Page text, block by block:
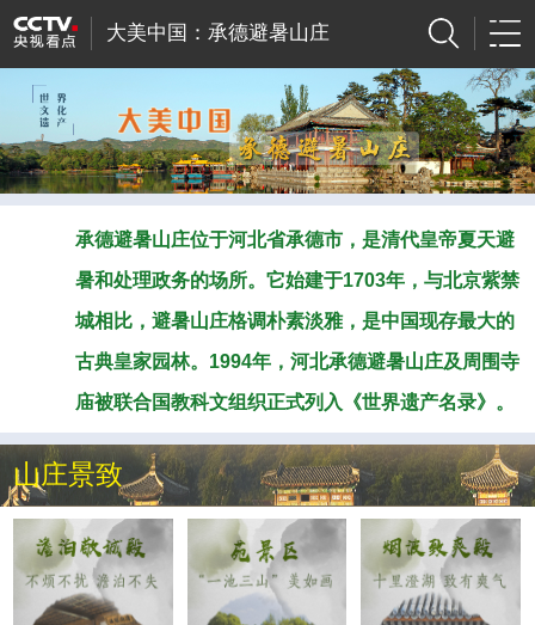
大美中国：承德避暑山庄
承德避暑山庄位于河北省承德市，是清代皇帝夏天避
暑和处理政务的场所。它始建于1703年，与北京紫禁
城相比，避暑山庄格调朴素淡雅，是中国现存最大的
古典皇家园林。1994年，河北承德避暑山庄及周围寺
庙被联合国教科文组织正式列入《世界遗产名录》。
山庄景致